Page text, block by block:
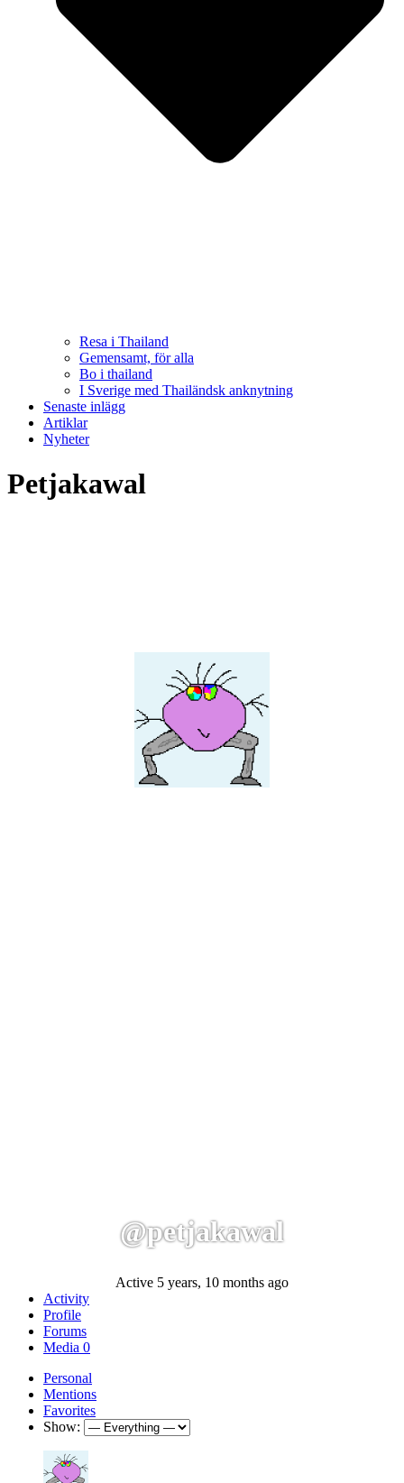
Resa i Thailand
Gemensamt, för alla
Bo i thailand
I Sverige med Thailändsk anknytning
Senaste inlägg
Artiklar
Nyheter
Petjakawal
@petjakawal
Active 5 years, 10 months ago
Activity
Profile
Forums
Media 0
Personal
Mentions
Favorites
Show: